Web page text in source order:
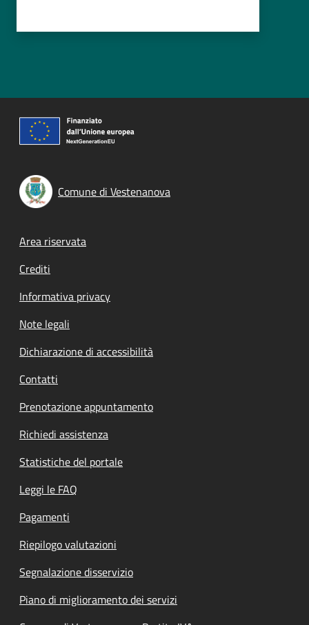
Comune di Vestenanova
Footer menu
Area riservata
Crediti
Informativa privacy
Note legali
Dichiarazione di accessibilità
Contatti
Prenotazione appuntamento
Richiedi assistenza
Statistiche del portale
Leggi le FAQ
Pagamenti
Riepilogo valutazioni
Segnalazione disservizio
Piano di miglioramento dei servizi